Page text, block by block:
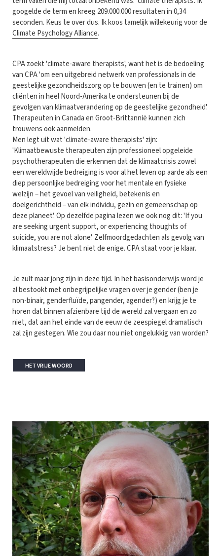
googelde de term en kreeg 209.000.000 resultaten in 0,34
seconden. Keus te over dus. Ik koos tamelijk willekeurig voor de
Climate Psychology Alliance.
CPA zoekt 'climate-aware therapists', want het is de bedoeling
van CPA 'om een uitgebreid netwerk van professionals in de
geestelijke gezondheidszorg op te bouwen (en te trainen) om
cliënten in heel Noord-Amerika te ondersteunen bij de
gevolgen van klimaatverandering op de geestelijke gezondheid'.
Therapeuten in Canada en Groot-Brittannië kunnen zich
trouwens ook aanmelden.
Men legt uit wat 'climate-aware therapists' zijn:
'Klimaatbewuste therapeuten zijn professioneel opgeleide
psychotherapeuten die erkennen dat de klimaatcrisis zowel
een wereldwijde bedreiging is voor al het leven op aarde als een
diep persoonlijke bedreiging voor het mentale en fysieke
welzijn – het gevoel van veiligheid, betekenis en
doelgerichtheid – van elk individu, gezin en gemeenschap op
deze planeet'. Op dezelfde pagina lezen we ook nog dit: 'If you
are seeking urgent support, or experiencing thoughts of
suicide, you are not alone'. Zelfmoordgedachten als gevolg van
klimaatstress? Je bent niet de enige. CPA staat voor je klaar.
Je zult maar jong zijn in deze tijd. In het basisonderwijs word je
al bestookt met onbegrijpelijke vragen over je gender (ben je
non-binair, genderfluïde, pangender, agender?) en krijg je te
horen dat binnen afzienbare tijd de wereld zal vergaan en zo
niet, dat aan het einde van de eeuw de zeespiegel dramatisch
zal zijn gestegen. Wie zou daar nou niet ongelukkig van worden?
HET VRIJE WOORD